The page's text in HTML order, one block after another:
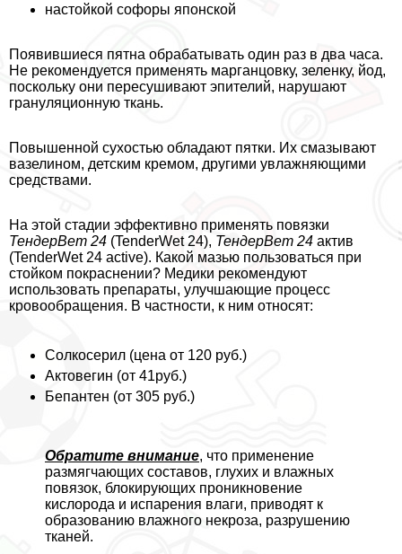
настойкой софоры японской
Появившиеся пятна обpaбатывать один раз в два часа.
Не рекомендуется применять марганцовку, зеленку, йод,
поскольку они пересушивают эпителий, нарушают
грануляционную ткань.
Повышенной сухостью обладают пятки. Их смазывают
вазелином, детским кремом, другими увлажняющими
средствами.
На этой стадии эффективно применять повязки
ТендерВет 24 (TenderWet 24), ТендерВет 24 актив
(TenderWet 24 active). Какой мазью пользоваться при
стойком покраснении? Медики рекомендуют
использовать препараты, улучшающие процесс
кровообращения. В частности, к ним относят:
Солкосерил (цена от 120 руб.)
Актовегин (от 41руб.)
Бепантен (от 305 руб.)
Обратите внимание, что применение
размягчающих составов, глухих и влажных
повязок, блокирующих проникновение
кислорода и испарения влаги, приводят к
образованию влажного некроза, разрушению
тканей.